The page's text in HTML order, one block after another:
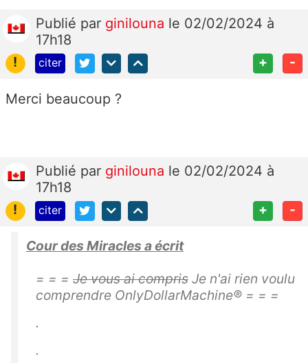
Publié par ginilouna le 02/02/2024 à
17h18
!
citer + -
Merci beaucoup ?
Publié par ginilouna le 02/02/2024 à
17h18
!
citer + -
Cour des Miracles a écrit
= = = Je vous ai compris Je n'ai rien voulu
comprendre OnlyDollarMachine® = = =
.
.